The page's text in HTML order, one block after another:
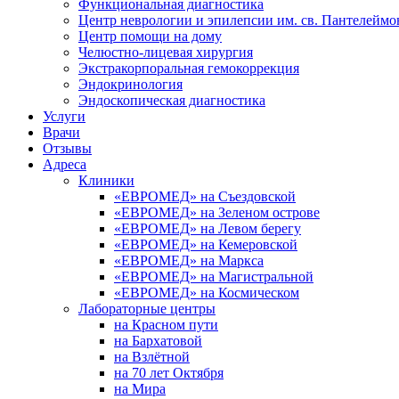
Функциональная диагностика
Центр неврологии и эпилепсии им. св.
Центр помощи на дому
Челюстно-лицевая хирургия
Экстракорпоральная гемокоррекция
Эндокринология
Эндоскопическая диагностика
Услуги
Врачи
Отзывы
Адреса
Клиники
«ЕВРОМЕД» на Съездовской
«ЕВРОМЕД» на Зеленом острове
«ЕВРОМЕД» на Левом берегу
«ЕВРОМЕД» на Кемеровской
«ЕВРОМЕД» на Маркса
«ЕВРОМЕД» на Магистральной
«ЕВРОМЕД» на Космическом
Лабораторные центры
на Красном пути
на Бархатовой
на Взлётной
на 70 лет Октября
на Мира